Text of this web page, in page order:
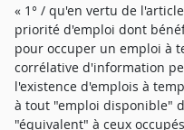
« 1° / qu'en vertu de
priorité d'emploi dont
pour occuper un emploi à
corrélative d'information
l'existence d'emplois à
à tout "emploi disponible"
"équivalent" à ceux